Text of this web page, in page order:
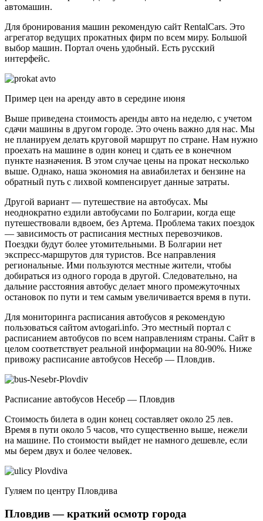
автомашин.
Для бронирования машин рекомендую сайт RentalCars. Это
агрегатор ведущих прокатных фирм по всем миру. Большой
выбор машин. Портал очень удобный. Есть русский
интерфейс.
Пример цен на аренду авто в середине июня
Выше приведена стоимость аренды авто на неделю, с учетом
сдачи машины в другом городе. Это очень важно для нас. Мы
не планируем делать круговой маршрут по стране. Нам нужно
проехать на машине в один конец и сдать ее в конечном
пункте назначения. В этом случае цены на прокат несколько
выше. Однако, наша экономия на авиабилетах и бензине на
обратный путь с лихвой компенсирует данные затраты.
Другой вариант — путешествие на автобусах. Мы
неоднократно ездили автобусами по Болгарии, когда еще
путешествовали вдвоем, без Артема. Проблема таких поездок
— зависимость от расписания местных перевозчиков.
Поездки будут более утомительными. В Болгарии нет
экспресс-маршрутов для туристов. Все направления
региональные. Ими пользуются местные жители, чтобы
добираться из одного города в другой. Следовательно, на
дальние расстояния автобус делает много промежуточных
остановок по пути и тем самым увеличивается время в пути.
Для мониторинга расписания автобусов я рекомендую
пользоваться сайтом avtogari.info. Это местный портал с
расписанием автобусов по всем направлениям страны. Сайт в
целом соответствует реальной информации на 80-90%. Ниже
привожу расписание автобусов Несебр — Пловдив.
Расписание автобусов Несебр — Пловдив
Стоимость билета в один конец составляет около 25 лев.
Время в пути около 5 часов, что существенно выше, нежели
на машине. По стоимости выйдет не намного дешевле, если
мы берем двух и более человек.
Гуляем по центру Пловдива
Пловдив — краткий осмотр города